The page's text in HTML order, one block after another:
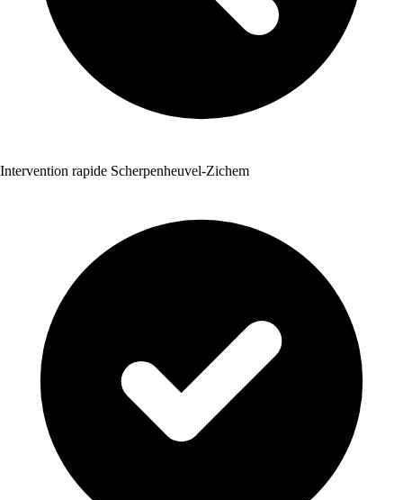
Intervention rapide Scherpenheuvel-Zichem